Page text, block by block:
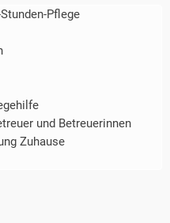
Pflege
und Betreuerinnen
Zuhause